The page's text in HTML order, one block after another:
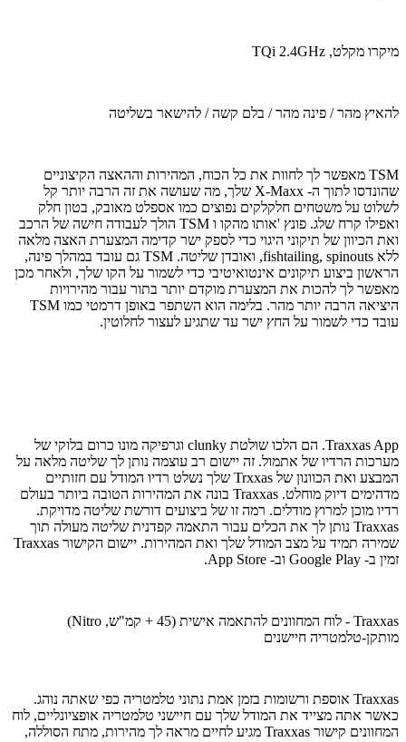
מיקרו מקלט, TQi 2.4GHz
להאיץ מהר / פינה מהר / בלם קשה / להישאר בשליטה
TSM מאפשר לך לחוות את כל הכוח, המהירות וההאצה הקיצוניים
שהונדסו לתוך ה- X-Maxx שלך, מה שעושה את זה הרבה יותר קל
לשלוט על משטחים חלקלקים נפוצים כמו אספלט מאובק, בטון חלק
ואפילו קרח שלג. פונץ 'אותו מהקו ו TSM הולך לעבודה חישה של הרכב
ואת הכיוון של תיקוני היגוי כדי לספק ישר קדימה המצערת האצה מלאה
ללא fishtailing, spinouts, ואובדן שליטה. TSM גם עובד במהלך פינה,
הראשון ביצוע תיקונים אינטואיטיבי כדי לשמור על הקו שלך, ולאחר מכן
מאפשר לך להכות את המצערת מוקדם יותר בתור עבור מהירויות
היציאה הרבה יותר מהר. בלימה הוא השתפר באופן דרמטי כמו TSM
עובד כדי לשמור על החץ ישר עד שתגיע לעצור לחלוטין.
Traxxas App. הם הלכו שולטת clunky וגרפיקה מונו כרום בלוקי של
מערכות הרדיו של אתמול. זה יישום רב עוצמה נותן לך שליטה מלאה על
המבצע ואת הכוונון של Trxxas שלך נשלט רדיו המודל עם חזותיים
מדהימים דיוק מוחלט. Traxxas בונה את המהירות הטובה ביותר בעולם
רדיו מוכן למרוץ מודלים. רמה זו של ביצועים דורשת שליטה מדויקת.
Traxxas נותן לך את הכלים עבור התאמה קפדנית שליטה מעולה תוך
שמירה תמיד על מצב המודל שלך ואת המהירות. יישום הקישור Traxxas
זמין ב- Google Play וב- App Store.
Traxxas - לוח המחוונים להתאמה אישית (45 + קמ"ש, Nitro)
מותקן-טלמטריה חיישנים
Traxxas אוספת ורשומות בזמן אמת נתוני טלמטריה כפי שאתה נוהג.
כאשר אתה מצייד את המודל שלך עם חיישני טלמטריה אופציונליים, לוח
המחוונים קישור Traxxas מגיע לחיים מראה לך מהירות, מתח הסוללה,